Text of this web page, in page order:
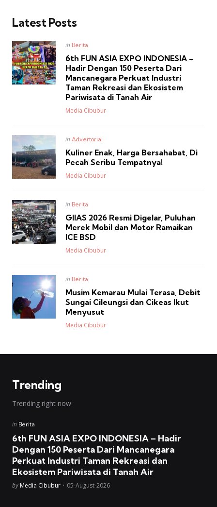
Latest Posts
Posted
in
in Berita
6th FUN ASIA EXPO INDONESIA –
Hadir Dengan 150 Peserta Dari
Mancanegara Perkuat Industri
Taman Rekreasi dan Ekosistem
Pariwisata di Tanah Air
Posted
Media Cibubur
Posted
in
in Advertorial
Kuliner Enak, Harga Bersahabat, Di
Pecah Seribu Tempatnya!
Posted
Media Cibubur
Posted
in
in Berita
GIIAS 2026 Resmi Digelar, Puluhan
Merek Mobil dan Motor Ramaikan
ICE BSD
Posted
Media Cibubur
Posted
in
in Berita
Musim Kemarau Mulai Terasa, Debit
Sungai Cileungsi dan Cikeas Ikut
Menyusut
Posted
Media Cibubur
Trending
Trending right now
Posted
in Berita
6th FUN ASIA EXPO INDONESIA – Hadir
Dengan 150 Peserta Dari Mancanegara
Perkuat Industri Taman Rekreasi dan
Ekosistem Pariwisata di Tanah Air
Posted
by Media Cibubur 05-August-2026